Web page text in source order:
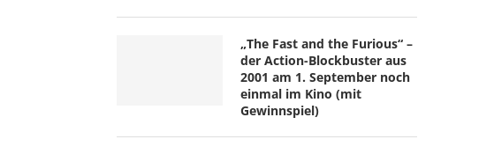
„The Fast and the Furious“ –
der Action-Blockbuster aus
2001 am 1. September noch
einmal im Kino (mit
Gewinnspiel)